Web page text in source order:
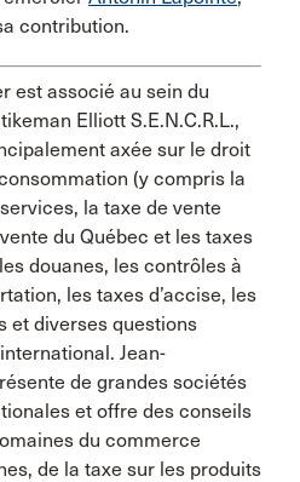
contribution.
est associé au sein du
Elliott S.E.N.C.R.L.,
axée sur le droit
(y compris la
la taxe de vente
du Québec et les taxes
douanes, les contrôles à
les taxes d’accise, les
et diverses questions
Jean-
de grandes sociétés
et offre des conseils
du commerce
de la taxe sur les produits